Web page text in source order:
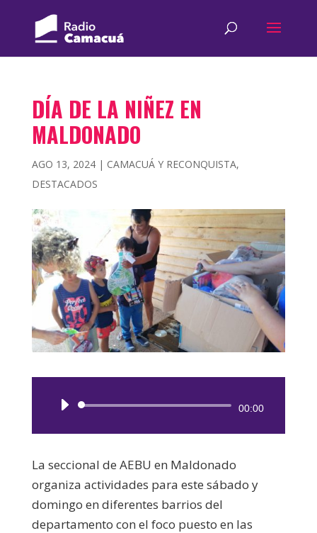
DÍA DE LA NIÑEZ EN
MALDONADO
AGO 13, 2024| CAMACUÁ Y RECONQUISTA,
DESTACADOS
Reproductor
00:00
La seccional de AEBU en Maldonado
organiza actividades para este sábado y
domingo en diferentes barrios del
departamento con el foco puesto en las